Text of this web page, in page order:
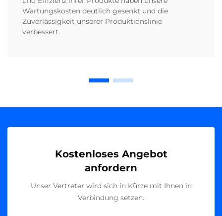
Wartungskosten deutlich gesenkt und die
Zuverlässigkeit unserer Produktionslinie
verbessert.
Kostenloses Angebot
anfordern
Unser Vertreter wird sich in Kürze mit Ihnen in
Verbindung setzen.